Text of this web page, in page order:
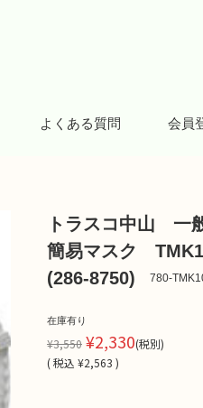
よくある質問 会員
トラスコ中山 一
簡易マスク
(286-8750)
780-
在庫有り
¥3,550¥2,330(税別)
(税込 ¥2,563 )